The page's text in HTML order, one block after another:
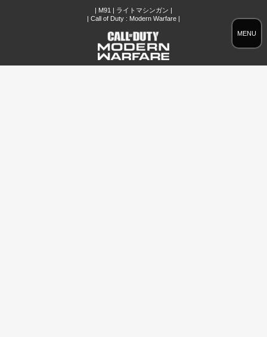
MENU
| M91 | ライトマシンガン |
| Call of Duty : Modern Warfare |